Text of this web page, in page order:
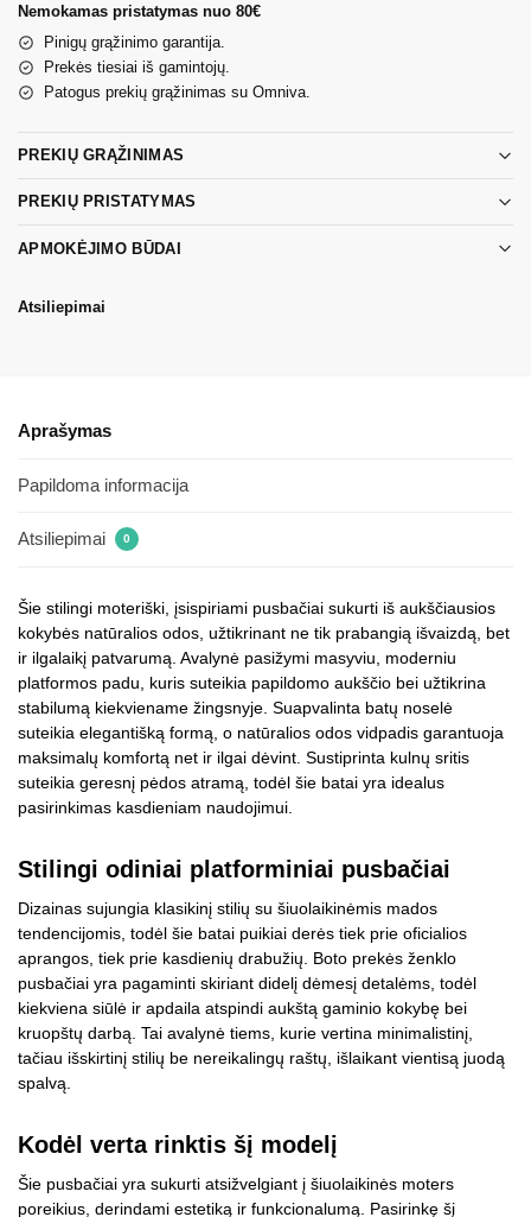
Nemokamas pristatymas nuo 80€
Pinigų grąžinimo garantija.
Prekės tiesiai iš gamintojų.
Patogus prekių grąžinimas su Omniva.
PREKIŲ GRĄŽINIMAS
PREKIŲ PRISTATYMAS
APMOKĖJIMO BŪDAI
Atsiliepimai
Aprašymas
Papildoma informacija
Atsiliepimai 0
Šie stilingi moteriški, įsispiriami pusbačiai sukurti iš aukščiausios
kokybės natūralios odos, užtikrinant ne tik prabangią išvaizdą, bet
ir ilgalaikį patvarumą. Avalynė pasižymi masyviu, moderniu
platformos padu, kuris suteikia papildomo aukščio bei užtikrina
stabilumą kiekviename žingsnyje. Suapvalinta batų noselė
suteikia elegantišką formą, o natūralios odos vidpadis garantuoja
maksimalų komfortą net ir ilgai dėvint. Sustiprinta kulnų sritis
suteikia geresnį pėdos atramą, todėl šie batai yra idealus
pasirinkimas kasdieniam naudojimui.
Stilingi odiniai platforminiai pusbačiai
Dizainas sujungia klasikinį stilių su šiuolaikinėmis mados
tendencijomis, todėl šie batai puikiai derės tiek prie oficialios
aprangos, tiek prie kasdienių drabužių. Boto prekės ženklo
pusbačiai yra pagaminti skiriant didelį dėmesį detalėms, todėl
kiekviena siūlė ir apdaila atspindi aukštą gaminio kokybę bei
kruopštų darbą. Tai avalynė tiems, kurie vertina minimalistinį,
tačiau išskirtinį stilių be nereikalingų raštų, išlaikant vientisą juodą
spalvą.
Kodėl verta rinktis šį modelį
Šie pusbačiai yra sukurti atsižvelgiant į šiuolaikinės moters
poreikius, derindami estetiką ir funkcionalumą. Pasirinkę šį